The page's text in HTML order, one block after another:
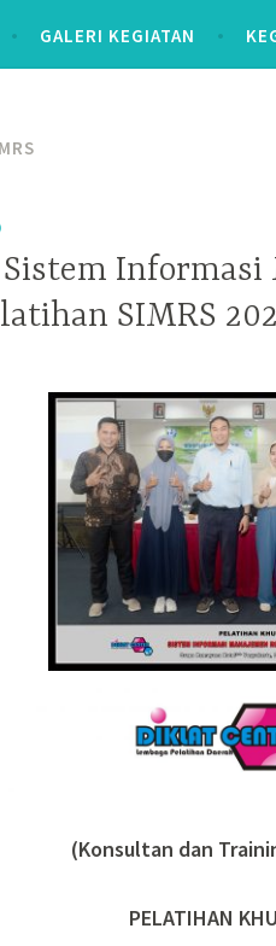
GALERI KEGIATAN
Informasi
SIMRS
(Konsultan dan
PELATIHAN